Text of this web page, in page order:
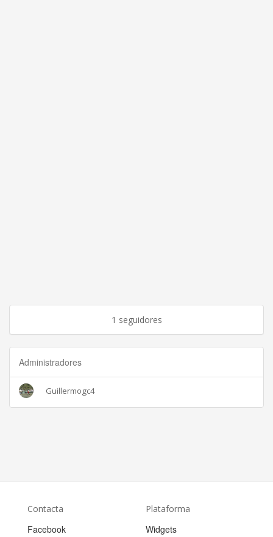
1 seguidores
Administradores
Guillermogc4
Contacta
Facebook
Plataforma
Widgets